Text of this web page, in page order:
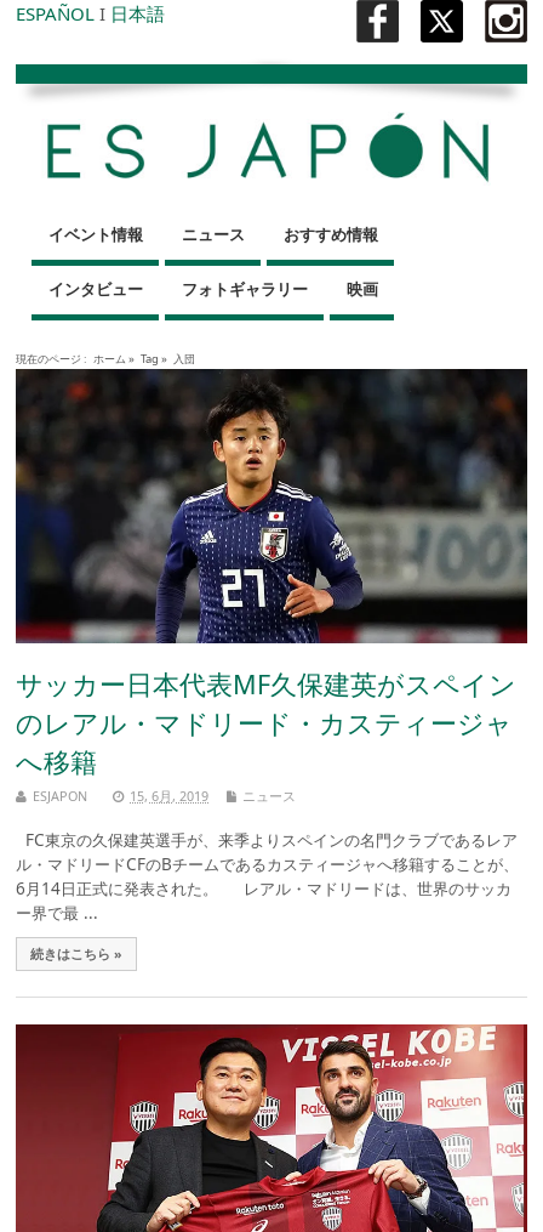
ESPAÑOL I 日本語
イベント情報 ニュース おすすめ情報
インタビュー フォトギャラリー 映画
現在のページ : ホーム » Tag » 入団
サッカー日本代表MF久保建英がスペイン
のレアル・マドリード・カスティージャ
へ移籍
ESJAPON 15, 6月, 2019 ニュース
FC東京の久保建英選手が、来季よりスペインの名門クラブであるレア
ル・マドリードCFのBチームであるカスティージャへ移籍することが、
6月14日正式に発表された。 レアル・マドリードは、世界のサッカ
ー界で最 ...
続きはこちら »